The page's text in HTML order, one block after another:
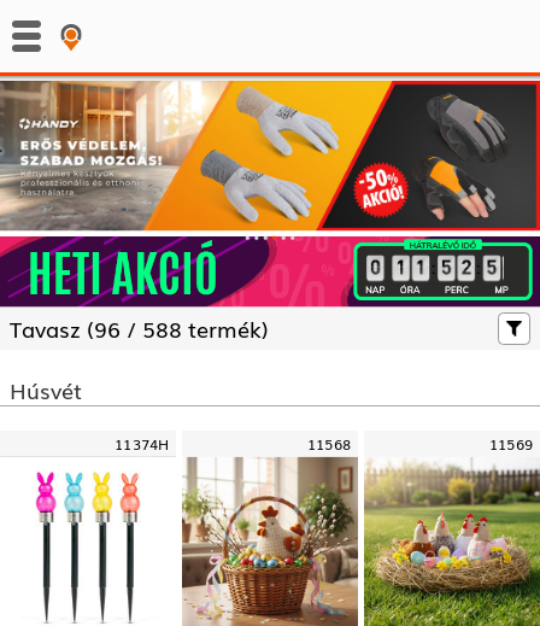
: :
Tavasz (96 / 588 termék)
Húsvét
11374H 11568 11569